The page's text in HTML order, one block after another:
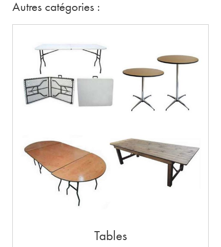
Autres catégories :
Tables